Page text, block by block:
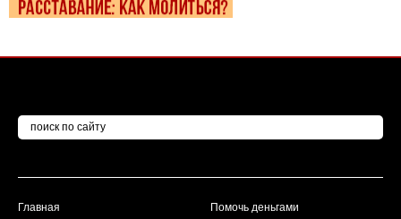
Главная Помочь деньгами